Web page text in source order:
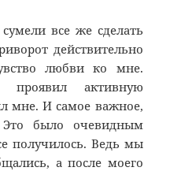
все же сделать
действительно
любви ко мне.
активную
мне. И самое важное,
Это было очевидным
получилось. Ведь мы
а после моего